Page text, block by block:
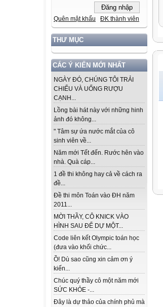
Quên mật khẩu ĐK thành viên
THƯ MỤC
CÁC Ý KIẾN MỚI NHẤT
NGÀY ĐÓ, CHÚNG TÔI TRẢI
CHIẾU VÀ UỐNG RƯỢU
CẠNH...
Lồng bài hát này với những hinh
ảnh đó không...
" Tâm sự ứa nước mắt của cô
sinh viên về...
Năm mới Tết đến. Rước hên vào
nhà. Quà cáp...
1 đề thi không hay cả về cách ra
đề...
Đề thi môn Toán vào ĐH năm
2011...
MỜI THẦY, CÔ KNICK VÀO
HÌNH SAU ĐỂ DỰ MỘT...
Code liên kết Olympic toán học
(đưa vào khối chức...
Ồ! Dù sao cũng xin cảm ơn ý
kiến...
Chúc quý thầy cô một năm mới
SỨC KHỎE -...
Đây là dự thảo của chính phủ mà